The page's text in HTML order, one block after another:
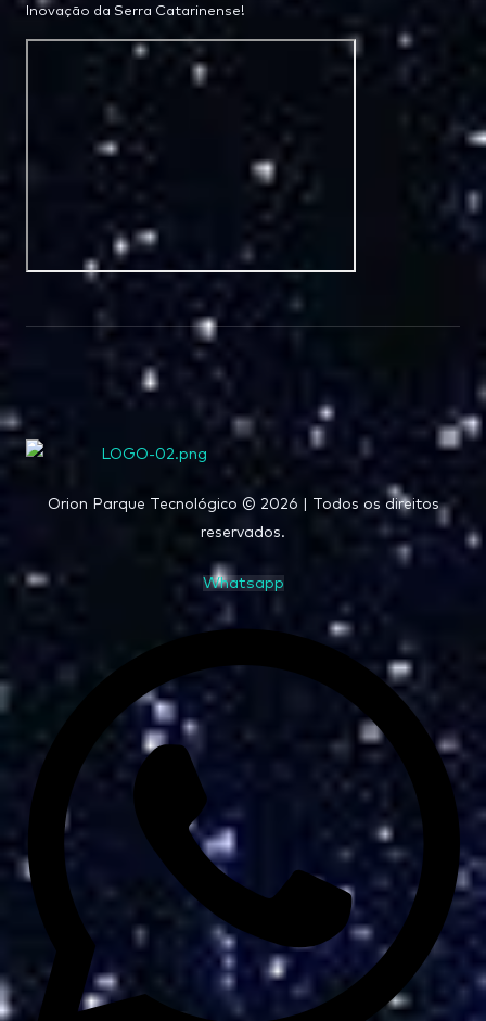
Inovação da Serra Catarinense!
Orion Parque Tecnológico © 2026 | Todos os direitos
reservados.
Whatsapp